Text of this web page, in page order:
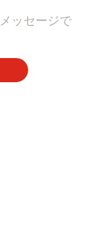
ッセージで